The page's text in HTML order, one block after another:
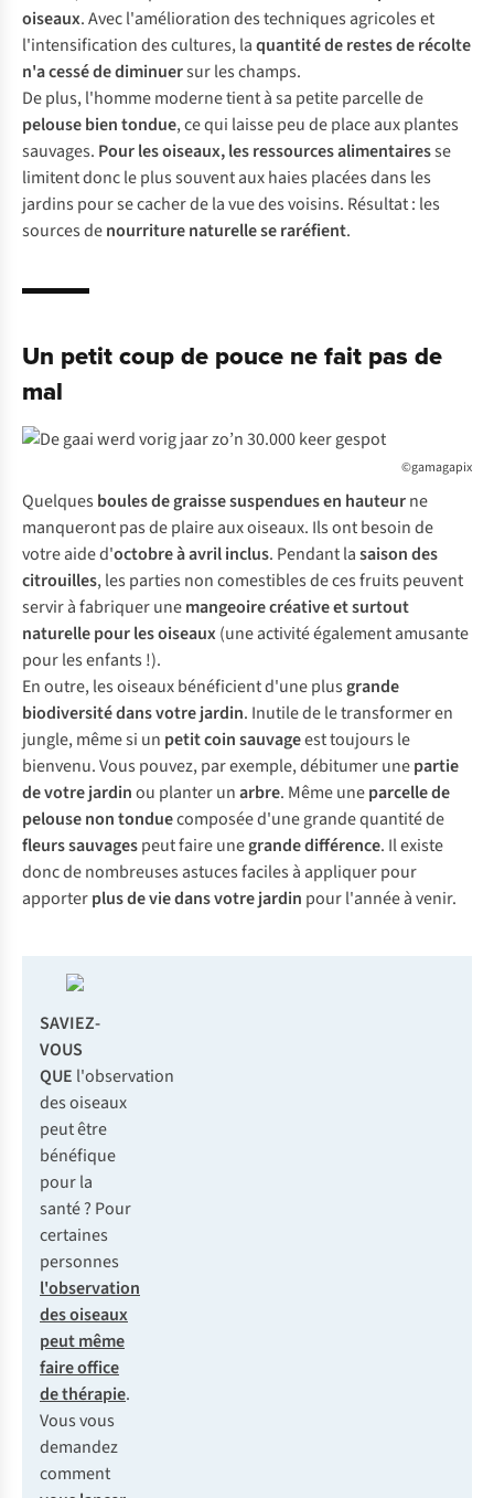
oiseaux. Avec l'amélioration des techniques agricoles et
l'intensification des cultures, laquantité de restes de récolte
n'a cessé de diminuersur les champs.
De plus, l'homme moderne tient à sa petite parcelle de
pelouse bien tondue, ce qui laisse peu de place aux plantes
sauvages. Pour les oiseaux, les ressources alimentairesse
limitent donc le plus souvent aux haies placées dans les
jardins pour se cacher de la vue des voisins. Résultat : les
sources denourriture naturellese raréfient.
Un petit coup de pouce ne fait pas de
mal
©gamagapix
Quelques boules de graisse suspendues en hauteurne
manqueront pas de plaire aux oiseaux. Ils ont besoin de
votre aide d'octobre à avril inclus. Pendant lasaison des
citrouilles, les parties non comestibles de ces fruits peuvent
servir à fabriquer unemangeoire créative et surtout
naturelle pour les oiseaux(une activité également amusante
pour les enfants !).
En outre, les oiseaux bénéficient d'une plus grande
biodiversité dans votre jardin. Inutile de le transformer en
jungle, même si un petit coin sauvageest toujours le
bienvenu. Vous pouvez, par exemple, débitumer unepartie
de votre jardinou planter unarbre. Même uneparcelle de
pelouse non tonduecomposée d'une grande quantité de
fleurs sauvagespeut faire unegrande différence. Il existe
donc de nombreuses astuces faciles à appliquer pour
apporterplus de vie dans votre jardin pour l'année à venir.
SAVIEZ-
VOUS
QUE l'observation
des oiseaux
peut être
bénéfique
pour la
santé ? Pour
certaines
personnes
l'observation
des oiseaux
peut même
faire office
de thérapie.
Vous vous
demandez
comment